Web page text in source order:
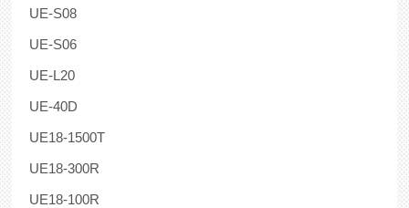
UE-S08
UE-S06
UE-L20
UE-40D
UE18-1500T
UE18-300R
UE18-100R